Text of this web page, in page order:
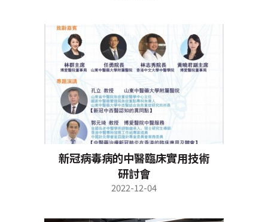
新冠病毒病的中醫臨床實用技術
研討會
2022-12-04